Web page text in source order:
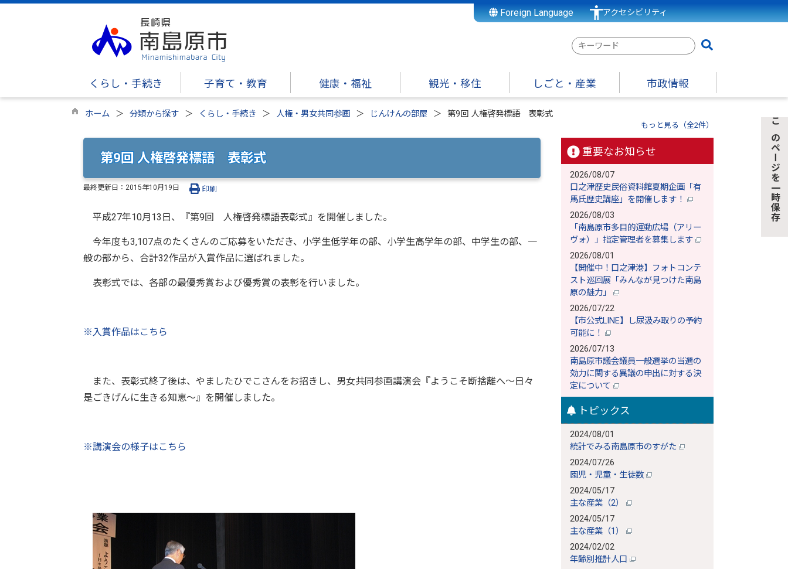
Foreign Language アクセシビリティ
検
ー
ワ
くらし・手続き 子育て・教育 健康・福祉 観光・移住 しごと・産業 市政情報
ホーム 分類から探す くらし・手続き 人権・男女共同参画 じんけんの部屋 第9回 人権啓発標語 表彰式
もっと見る（全2件）
第9回 人権啓発標語 表彰式
最終更新日： 2015年10月19日 印刷
平成27年10月13日、『第9回 人権啓発標語表彰式』を開催しました。
今年度も3,107点のたくさんのご応募をいただき、小学生低学年の部、小学生高学年の部、中学生の部、一
般の部から、合計32作品が入賞作品に選ばれました。
表彰式では、各部の最優秀賞および優秀賞の表彰を行いました。
※入賞作品はこちら
また、表彰式終了後は、やましたひでこさんをお招きし、男女共同参画講演会『ようこそ断捨離へ～日々
是ごきげんに生きる知恵～』を開催しました。
※講演会の様子はこちら
重要なお知らせ
2026/08/07
口之津歴史民俗資料館夏期企画「有
馬氏歴史講座」を開催します！
2026/08/03
「南島原市多目的運動広場（アリー
ヴォ）」指定管理者を募集します
2026/08/01
【開催中！口之津港】フォトコンテ
スト巡回展「みんなが見つけた南島
原の魅力」
2026/07/22
【市公式LINE】し尿汲み取りの予約
可能に！
2026/07/13
南島原市議会議員一般選挙の当選の
効力に関する異議の申出に対する決
定について
トピックス
2024/08/01
統計でみる南島原市のすがた
2024/07/26
園児・児童・生徒数
2024/05/17
主な産業（2）
2024/05/17
主な産業（1）
2024/02/02
年齢別推計人口
このページを一時保存